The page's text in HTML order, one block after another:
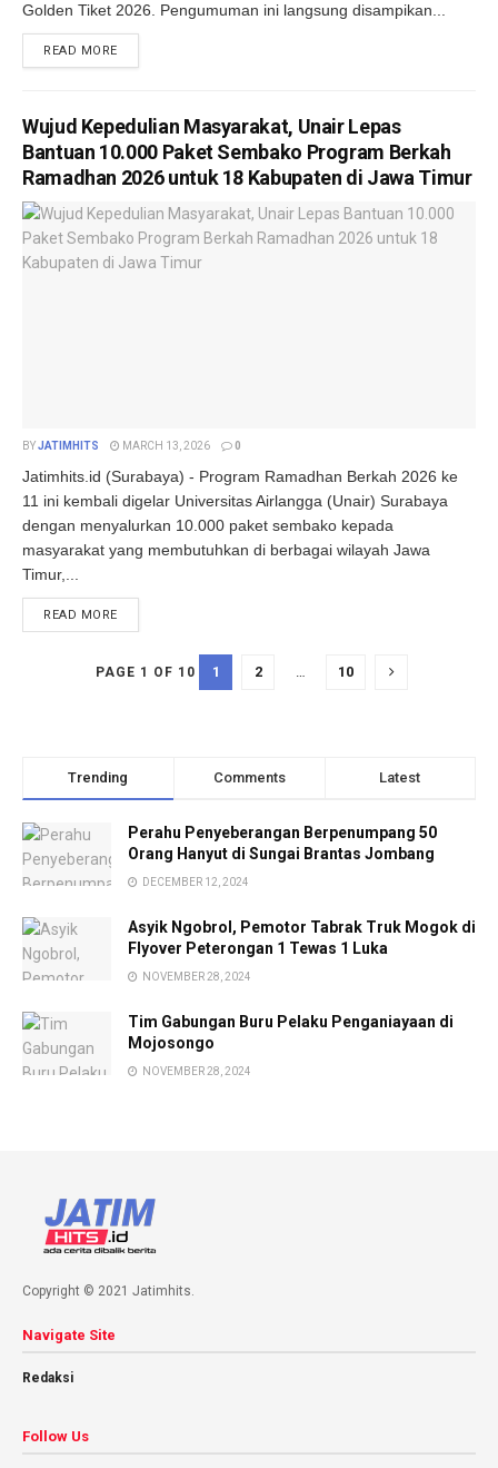
Golden Tiket 2026. Pengumuman ini langsung disampikan...
READ MOREDETAILS
Wujud Kepedulian Masyarakat, Unair Lepas
Bantuan 10.000 Paket Sembako Program Berkah
Ramadhan 2026 untuk 18 Kabupaten di Jawa Timur
BYJATIMHITS MARCH 13, 2026 0
Jatimhits.id (Surabaya) - Program Ramadhan Berkah 2026 ke
11 ini kembali digelar Universitas Airlangga (Unair) Surabaya
dengan menyalurkan 10.000 paket sembako kepada
masyarakat yang membutuhkan di berbagai wilayah Jawa
Timur,...
READ MOREDETAILS
PAGE 1 OF 10 1 2 … 10
Trending Comments Latest
Perahu Penyeberangan Berpenumpang 50
Orang Hanyut di Sungai Brantas Jombang
DECEMBER 12, 2024
Asyik Ngobrol, Pemotor Tabrak Truk Mogok di
Flyover Peterongan 1 Tewas 1 Luka
NOVEMBER 28, 2024
Tim Gabungan Buru Pelaku Penganiayaan di
Mojosongo
NOVEMBER 28, 2024
Copyright © 2021 Jatimhits.
Navigate Site
Redaksi
Follow Us